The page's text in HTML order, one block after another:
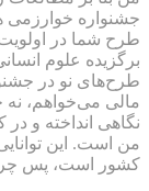
جشنواره خوارزمی
طرح شما در
برگزیده علوم
طرح‌های نو در
مالی می‌خواهم، نه
نگاهی انداخته و
من است. این
کشور است، پس